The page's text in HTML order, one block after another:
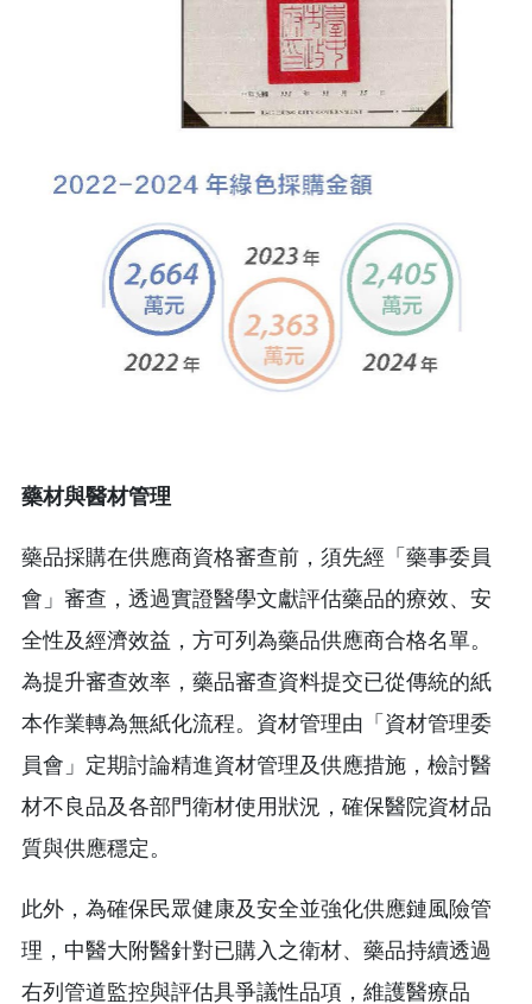
藥材與醫材管理
藥品採購在供應商資格審查前，須先經「藥事委員
會」審查，透過實證醫學文獻評估藥品的療效、安
全性及經濟效益，方可列為藥品供應商合格名單。
為提升審查效率，藥品審查資料提交已從傳統的紙
本作業轉為無紙化流程。資材管理由「資材管理委
員會」定期討論精進資材管理及供應措施，檢討醫
材不良品及各部門衛材使用狀況，確保醫院資材品
質與供應穩定。
此外，為確保民眾健康及安全並強化供應鏈風險管
理，中醫大附醫針對已購入之衛材、藥品持續透過
右列管道監控與評估具爭議性品項，維護醫療品